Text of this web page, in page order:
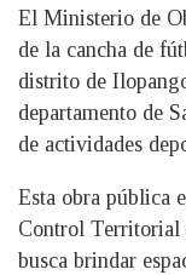
El Ministerio de
de la cancha de
distrito de
departamento de
de actividades
Esta obra pública
Control Territorial
busca brindar